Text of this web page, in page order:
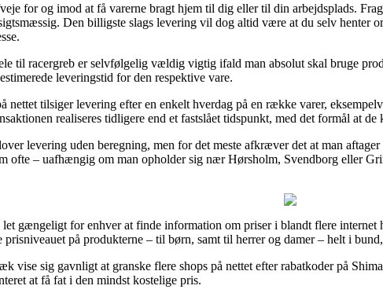
for og imod at få varerne bragt hjem til dig eller til din arbejdsplads.
Den billigste slags levering vil dog altid være at du selv henter
til racergreb er selvfølgelig vældig vigtig ifald man absolut skal bruge
leveringstid for den respektive vare.
nettet tilsiger levering efter en enkelt hverdag på en række varer,
realiseres tidligere end et fastslået tidspunkt, med det formål at
levering uden beregning, men for det meste afkræver det at man
ofte – uafhængig om man opholder sig nær Hørsholm, Svendborg eller
gængeligt for enhver at finde information om priser i blandt flere
på produkterne – til børn, samt til herrer og damer – helt i
vise sig gavnligt at granske flere shops på nettet efter rabatkoder på
at få fat i den mindst kostelige pris.